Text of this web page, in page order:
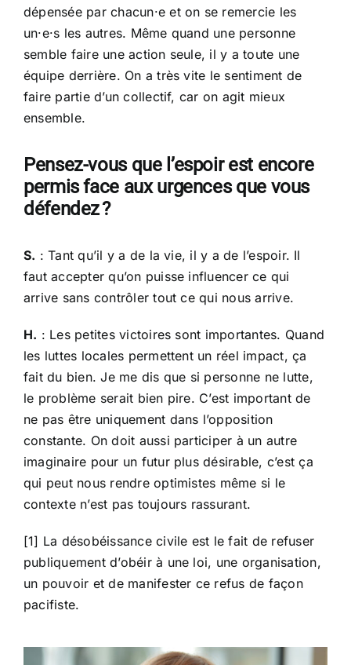
dépensée par chacun·e et on se remercie les
un·e·s les autres. Même quand une personne
semble faire une action seule, il y a toute une
équipe derrière. On a très vite le sentiment de
faire partie d’un collectif, car on agit mieux
ensemble.
Pensez-vous que l’espoir est encore
permis face aux urgences que vous
défendez ?
S. : Tant qu’il y a de la vie, il y a de l’espoir. Il
faut accepter qu’on puisse influencer ce qui
arrive sans contrôler tout ce qui nous arrive.
H. : Les petites victoires sont importantes. Quand
les luttes locales permettent un réel impact, ça
fait du bien. Je me dis que si personne ne lutte,
le problème serait bien pire. C’est important de
ne pas être uniquement dans l’opposition
constante. On doit aussi participer à un autre
imaginaire pour un futur plus désirable, c’est ça
qui peut nous rendre optimistes même si le
contexte n’est pas toujours rassurant.
[1] La désobéissance civile est le fait de refuser
publiquement d’obéir à une loi, une organisation,
un pouvoir et de manifester ce refus de façon
pacifiste.